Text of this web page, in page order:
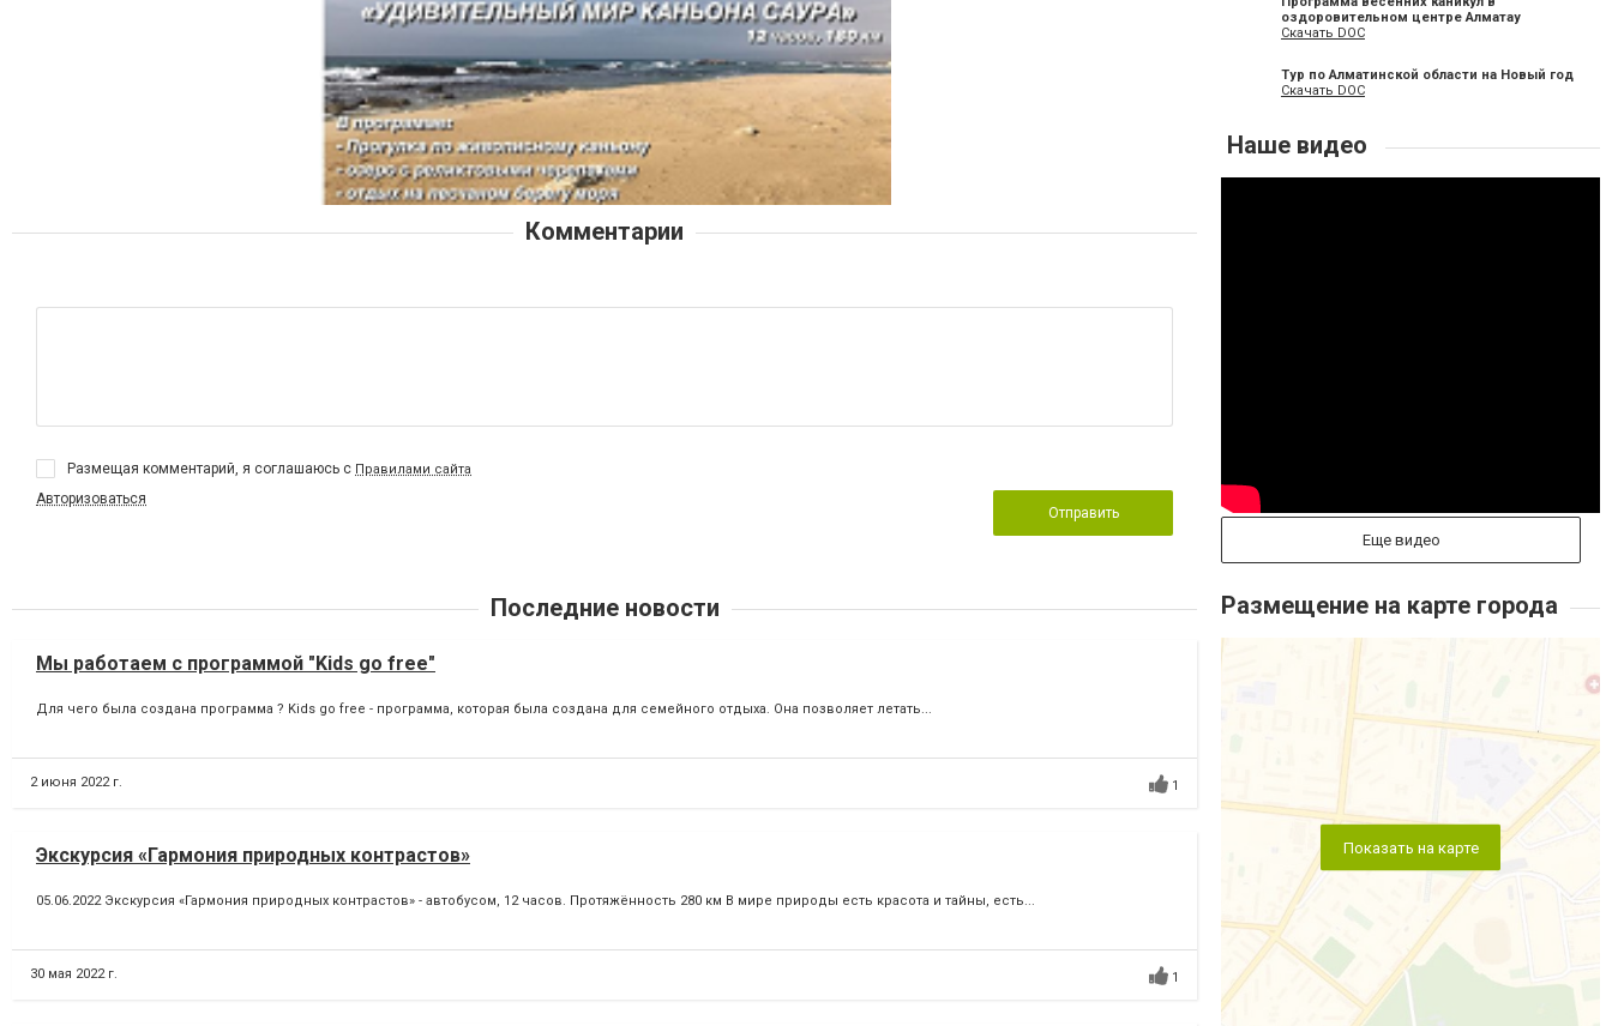
Комментарии
Размещая комментарий, я соглашаюсь с Правилами сайта
Авторизоваться
Отправить
Последние новости
Мы работаем с программой "Kids go free"
Для чего была создана программа ? Kids go free - программа, которая была создана для семейного отдыха. Она позволяет летать...
2 июня 2022 г. 1
Экскурсия «Гармония природных контрастов»
05.06.2022 Экскурсия «Гармония природных контрастов» - автобусом, 12 часов. Протяжённость 280 км В мире природы есть красота и тайны, есть...
30 мая 2022 г. 1
Программа весенних каникул в
оздоровительном центре Алматау
Скачать DOC
Тур по Алматинской области на Новый год
Скачать DOC
Наше видео
Еще видео
Размещение на карте города
Показать на карте